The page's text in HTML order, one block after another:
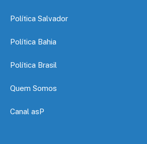
Política Salvador
Política Bahia
Política Brasil
Quem Somos
Canal asP